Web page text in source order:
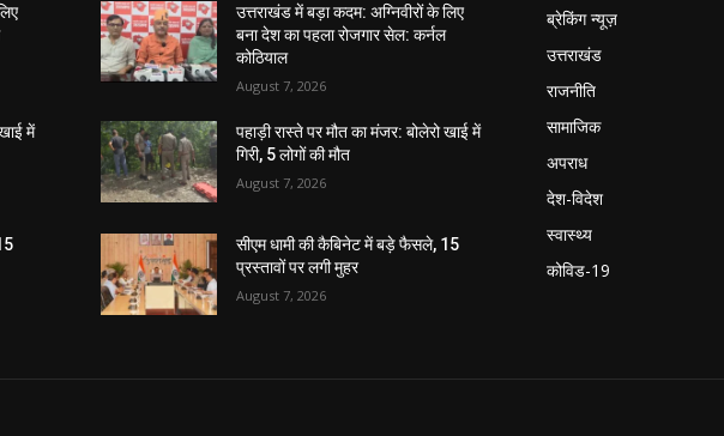
में
उत्तराखंड में बड़ा कदम: अग्निवीरों के लिए
बना देश का पहला रोजगार सेल: कर्नल
कोठियाल
August 7, 2026
पहाड़ी रास्ते पर मौत का मंजर: बोलेरो खाई में
गिरी, 5 लोगों की मौत
August 7, 2026
सीएम धामी की कैबिनेट में बड़े फैसले, 15
प्रस्तावों पर लगी मुहर
August 7, 2026
ब्रेकिंग न्यूज़
उत्तराखंड
राजनीति
सामाजिक
अपराध
देश-विदेश
स्वास्थ्य
कोविड-19